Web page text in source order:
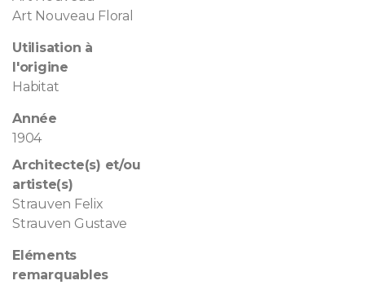
Art Nouveau Floral
Utilisation à
l'origine
Habitat
Année
1904
Architecte(s) et/ou
artiste(s)
Strauven Felix
Strauven Gustave
Eléments
remarquables